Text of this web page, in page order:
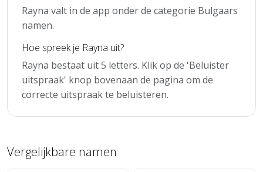
Rayna valt in de app onder de categorie Bulgaars
namen.
Hoe spreek je Rayna uit?
Rayna bestaat uit 5 letters. Klik op de 'Beluister
uitspraak' knop bovenaan de pagina om de
correcte uitspraak te beluisteren.
Vergelijkbare namen